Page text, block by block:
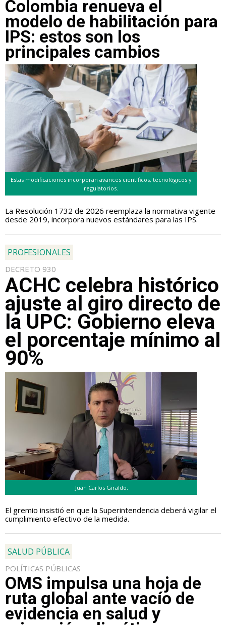
Colombia renueva el
modelo de habilitación para
IPS: estos son los
principales cambios
Estas modificaciones incorporan avances científicos, tecnológicos y
regulatorios.
La Resolución 1732 de 2026 reemplaza la normativa vigente
desde 2019, incorpora nuevos estándares para las IPS.
PROFESIONALES
DECRETO 930
ACHC celebra histórico
ajuste al giro directo de
la UPC: Gobierno eleva
el porcentaje mínimo al
90%
Juan Carlos Giraldo.
El gremio insistió en que la Superintendencia deberá vigilar el
cumplimiento efectivo de la medida.
SALUD PÚBLICA
POLÍTICAS PÚBLICAS
OMS impulsa una hoja de
ruta global ante vacío de
evidencia en salud y